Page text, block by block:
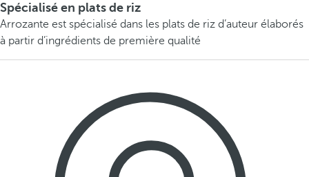
Spécialisé en plats de riz
Arrozante est spécialisé dans les plats de riz d’auteur élaborés
à partir d’ingrédients de première qualité